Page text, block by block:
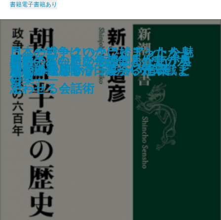
叩く
狭間の者たちへ
縁切り上等！―離婚弁護士 松岡
紬の事件ファイル―
浮き身
ルクレツィアの肖像
文藝年鑑 2023
神獣夢望伝
アイラブみー じぶんをたいせつ
にするえほん
雫の街―家裁調査官・庵原かのん
―
ぼくはあと何回、満月を見るだろ
う
書籍電子書籍あり
朝鮮半島の歴史―政争と外患の六
百年―
春画の穴―あなたの知らない「奥
の奥」―
給料―あなたの価値はまだ上がる
―
息
エレクトリック
墨のゆらめき
ひむろ飛脚
ニューヨークのクライアントを魅
了する 「もう一度会いたい」と
思わせる会話術
ごまかさないクラシック音楽
日本の戦争はいかに始まったか―
連続講義 日清日露から対米戦ま
で―